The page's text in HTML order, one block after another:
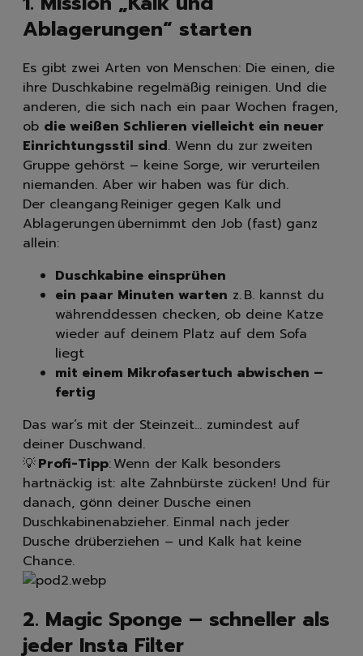
Tücher | Schwämme |
Mikrofaser-Tücher
Feuchttücher
Bürsten
Ablagerungen“ starten
Es gibt zwei Arten von Menschen: Die einen, die
ihre Duschkabine regelmäßig reinigen. Und die
anderen, die sich nach ein paar Wochen fragen,
ob die weißen Schlieren vielleicht ein neuer
Einrichtungsstil sind. Wenn du zur zweiten
Gruppe gehörst – keine Sorge, wir verurteilen
niemanden. Aber wir haben was für dich.
Der cleangang Reiniger gegen Kalk und
Ablagerungen übernimmt den Job (fast) ganz
allein:
Duschkabine einsprühen
ein paar Minuten warten z. B. kannst du
währenddessen checken, ob deine Katze
wieder auf deinem Platz auf dem Sofa
liegt
mit einem Mikrofasertuch abwischen –
fertig
Das war’s mit der Steinzeit… zumindest auf
deiner Duschwand.
💡Profi-Tipp: Wenn der Kalk besonders
hartnäckig ist: alte Zahnbürste zücken! Und für
danach, gönn deiner Dusche einen
Duschkabinenabzieher. Einmal nach jeder
Dusche drüberziehen – und Kalk hat keine
Chance.
2. Magic Sponge – schneller als
jeder Insta Filter